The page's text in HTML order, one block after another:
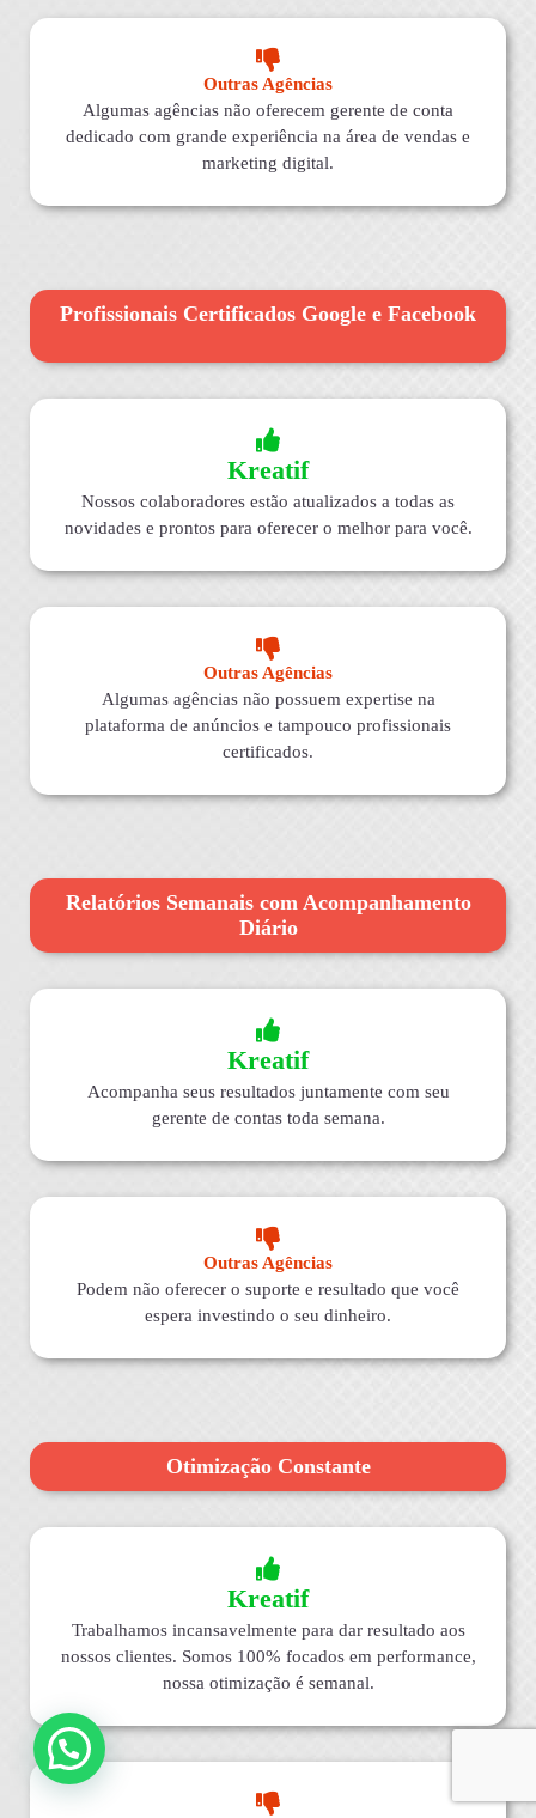
Outras Agências
Algumas agências não oferecem gerente de conta
dedicado com grande experiência na área de vendas e
marketing digital.
Profissionais Certificados Google e Facebook
Kreatif
Nossos colaboradores estão atualizados a todas as
novidades e prontos para oferecer o melhor para você.
Outras Agências
Algumas agências não possuem expertise na
plataforma de anúncios e tampouco profissionais
certificados.
Relatórios Semanais com Acompanhamento
Diário
Kreatif
Acompanha seus resultados juntamente com seu
gerente de contas toda semana.
Outras Agências
Podem não oferecer o suporte e resultado que você
espera investindo o seu dinheiro.
Otimização Constante
Kreatif
Trabalhamos incansavelmente para dar resultado aos
nossos clientes. Somos 100% focados em performance,
nossa otimização é semanal.